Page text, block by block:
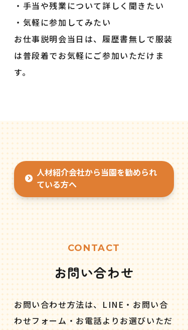
・手当や残業について詳しく聞きたい
・気軽に参加してみたい
お仕事説明会当日は、履歴書無しで服装
は普段着でお気軽にご参加いただけま
す。
人材紹介会社から当園を勧められ
ている方へ
CONTACT
お問い合わせ
お問い合わせ方法は、LINE・お問い合
わせフォーム・お電話よりお選びいただ